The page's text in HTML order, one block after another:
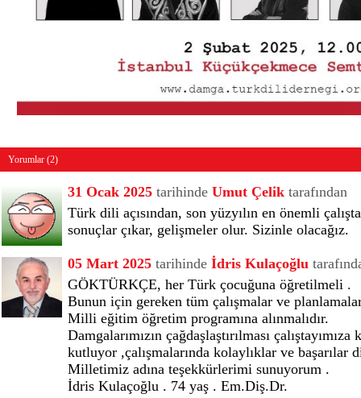
Yorumlar (2)
31 Ocak 2025 tarihinde Umut Çelik tarafından
Türk dili açısından, son yüzyılın en önemli
sonuçlar çıkar, gelişmeler olur. Sizinle olacağız.
05 Mart 2025 tarihinde İdris Kulaçoğlu
GÖKTÜRKÇE, her Türk çocuğuna öğretilmeli .
Bunun için gereken tüm çalışmalar ve
Milli eğitim öğretim programına alınmalıdır.
Damgalarımızın çağdaşlaştırılması
kutluyor ,çalışmalarında kolaylıklar ve
Milletimiz adına teşekkürlerimi sunuyorum .
İdris Kulaçoğlu . 74 yaş . Em.Diş.Dr.